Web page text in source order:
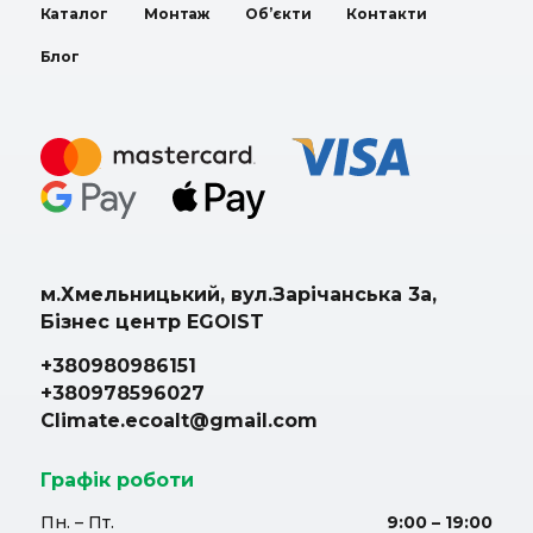
Каталог Монтаж Об’єкти Контакти
Блог
м.Хмельницький, вул.Зарічанська 3а,
Бізнес центр EGOIST
+380980986151
+380978596027
Climate.ecoalt@gmail.com
Графік роботи
Пн. – Пт. 9:00 – 19:00